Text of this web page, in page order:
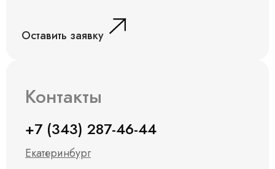
Оставить заявку
Контакты
+7 (343) 287-46-44
Екатеринбург